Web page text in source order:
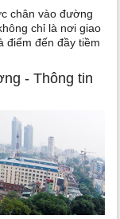
chân vào đường
chỉ là nơi giao
điểm đến đầy tiềm
- Thông tin